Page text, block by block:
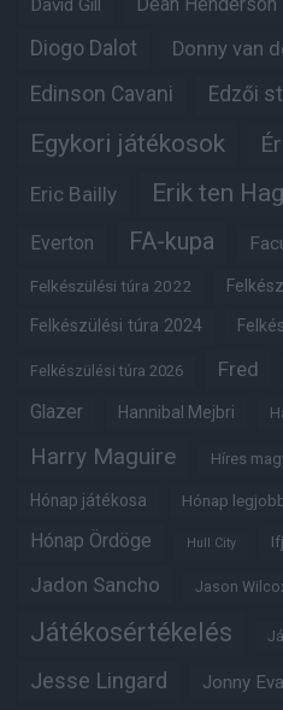
David Gill
Diogo Dalot Donny van
Edinson Cavani Edzői
Egykori játékosok
Eric Bailly Erik ten Hag
Everton FA-kupa
Felkészülési túra 2022
Felkészülési túra 2024
Felkészülési túra 2026 Fred
Glazer Hannibal Mejbri
Harry Maguire Híres
Hónap játékosa Hónap
Hónap Ördöge Hull City
Jadon Sancho Jason
Játékosértékelés
Jesse Lingard Jonny